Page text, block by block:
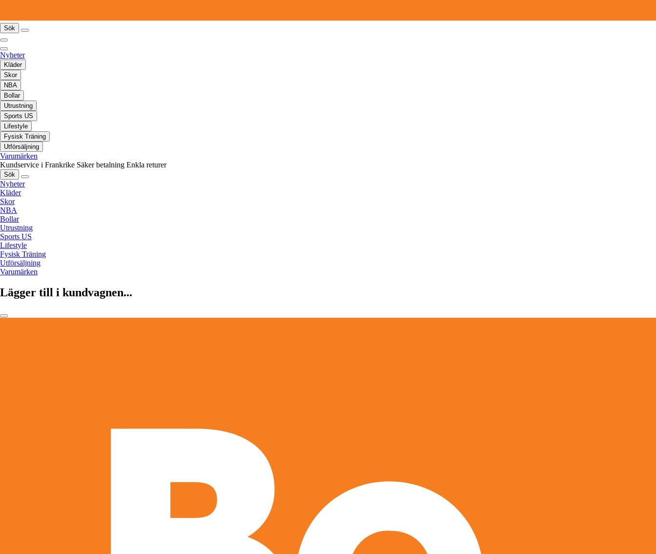
Sök
Nyheter
Kläder
Skor
NBA
Bollar
Utrustning
Sports US
Lifestyle
Fysisk Träning
Utförsäljning
Varumärken
Kundservice i Frankrike Säker betalning Enkla returer
Sök
Nyheter
Kläder
Skor
NBA
Bollar
Utrustning
Sports US
Lifestyle
Fysisk Träning
Utförsäljning
Varumärken
Lägger till i kundvagnen...